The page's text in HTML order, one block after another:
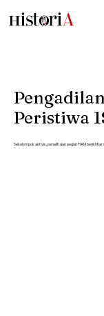
Peristiwa
Sekelompok aktivis, peneliti dan pegiat HAM berikhtiar